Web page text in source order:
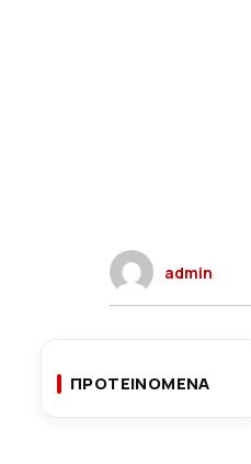
admin
ΠΡΟΤΕΙΝΟΜΕΝΑ